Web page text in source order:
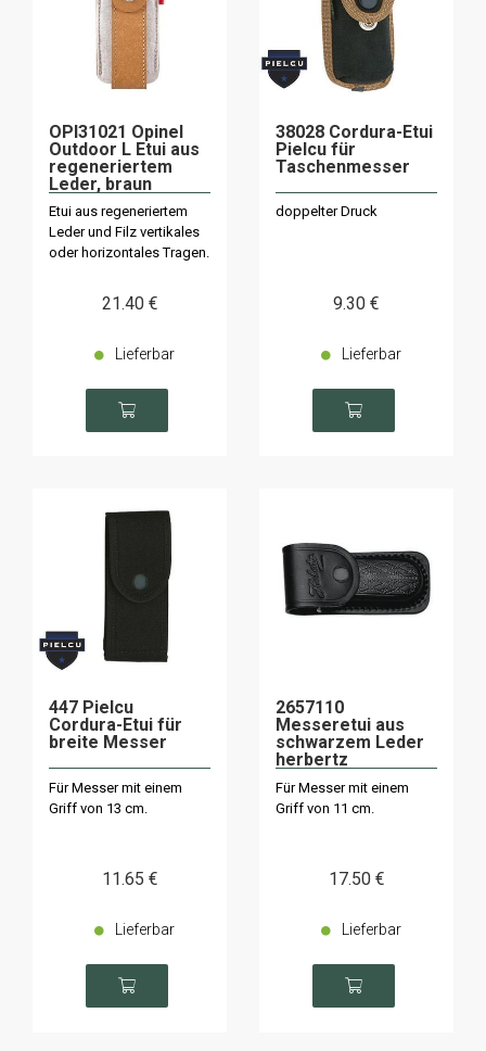
OPI31021 Opinel
Outdoor L Etui aus
regeneriertem
Leder, braun
Etui aus regeneriertem
Leder und Filz vertikales
oder horizontales Tragen.
21.40 €
Lieferbar
38028 Cordura-Etui
Pielcu für
Taschenmesser
doppelter Druck
9.30 €
Lieferbar
447 Pielcu
Cordura-Etui für
breite Messer
Für Messer mit einem
Griff von 13 cm.
11.65 €
Lieferbar
2657110
Messeretui aus
schwarzem Leder
herbertz
Für Messer mit einem
Griff von 11 cm.
17.50 €
Lieferbar